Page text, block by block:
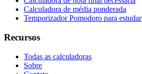
Calculadora de média ponderada
Temporizador Pomodoro para estudar
Recursos
Todas as calculadoras
Sobre